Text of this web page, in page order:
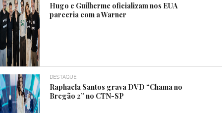
Hugo e Guilherme oficializam nos EUA
parceria com a Warner
DESTAQUE
Raphaela Santos grava DVD “Chama no
Bregão 2” no CTN-SP